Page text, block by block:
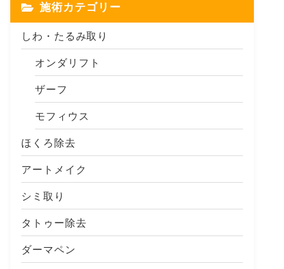
施術カテゴリー
しわ・たるみ取り
オンダリフト
ザーフ
モフィウス
ほくろ除去
アートメイク
シミ取り
タトゥー除去
ダーマペン